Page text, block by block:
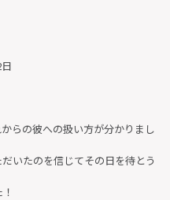
らの彼への扱い方が分かりまし
いたのを信じてその日を待とう